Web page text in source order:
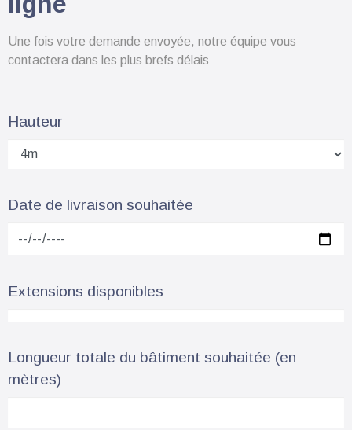
Une fois votre demande envoyée, notre équipe vous
contactera dans les plus brefs délais
Hauteur
Date de livraison souhaitée
Extensions disponibles
Longueur totale du bâtiment souhaitée (en
mètres)